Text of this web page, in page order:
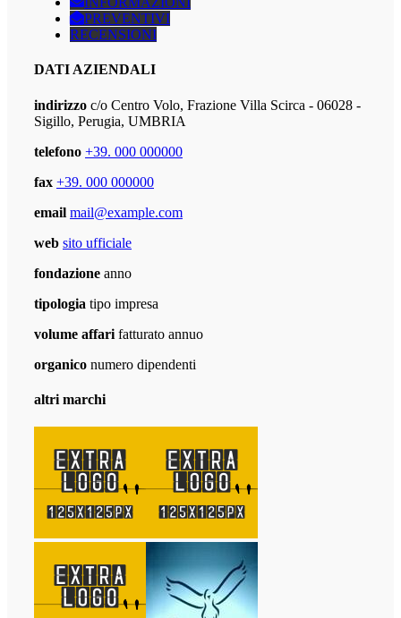
PREVENTIVI
RECENSIONI
DATI AZIENDALI
indirizzo c/o Centro Volo, Frazione Villa Scirca - 06028 -
Sigillo, Perugia, UMBRIA
telefono +39. 000 000000
fax +39. 000 000000
email mail@example.com
web sito ufficiale
fondazione anno
tipologia tipo impresa
volume affari fatturato annuo
organico numero dipendenti
altri marchi